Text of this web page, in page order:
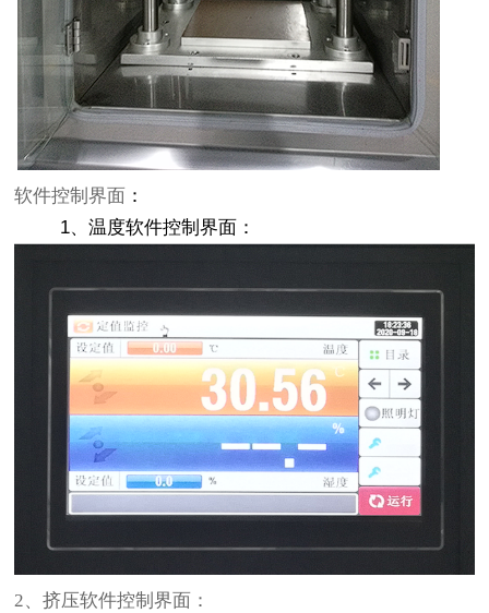
软件控制界面 ：
1、温度软件控制界面：
2、挤压软件控制界面：